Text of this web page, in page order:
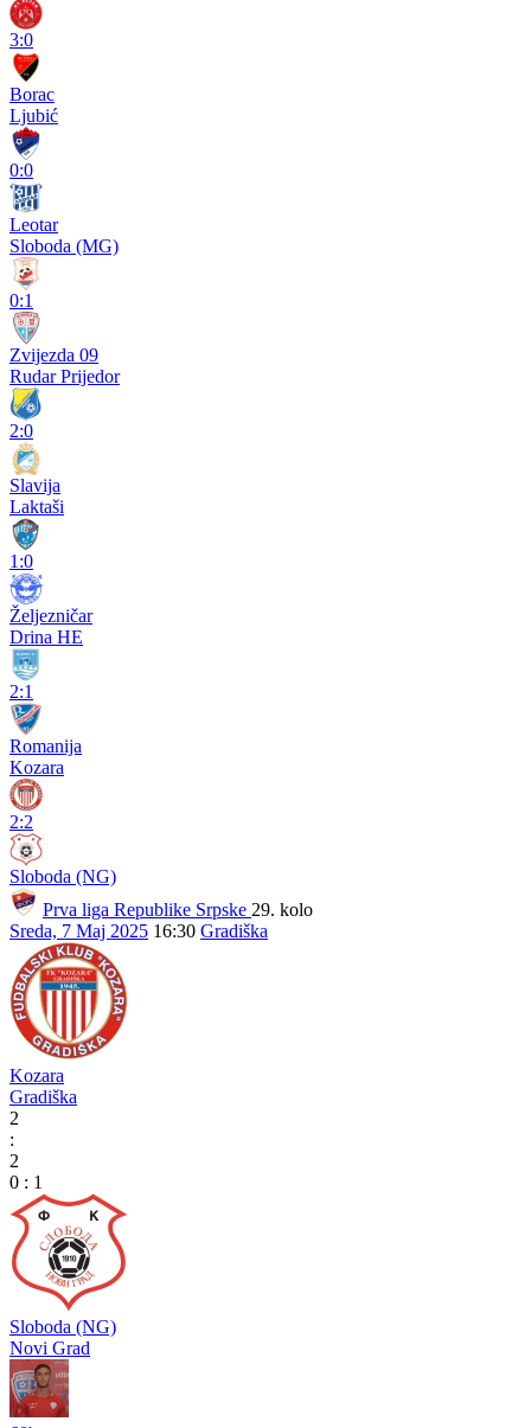
3:0
Borac
Ljubić
0:0
Leotar
Sloboda (MG)
0:1
Zvijezda 09
Rudar Prijedor
2:0
Slavija
Laktaši
1:0
Željezničar
Drina HE
2:1
Romanija
Kozara
2:2
Sloboda (NG)
Prva liga Republike Srpske 29. kolo
Sreda, 7 Maj 2025 16:30 Gradiška
Kozara
Gradiška
2
:
2
0 : 1
Sloboda (NG)
Novi Grad